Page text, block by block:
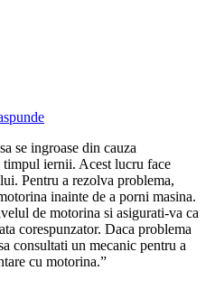
se ingroase din cauza
timpul iernii. Acest lucru face
Pentru a rezolva problema,
inainte de a porni masina.
de motorina si asigurati-va ca
corespunzator. Daca problema
consultati un mecanic pentru a
cu motorina.”